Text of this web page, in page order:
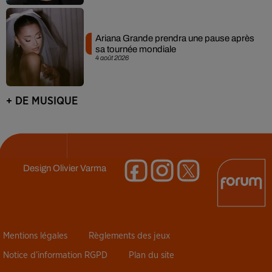
4 août 2026
Ariana Grande prendra une pause après
sa tournée mondiale
+ DE MUSIQUE
DesignOlivier Varma
Mentions légales Règlements des jeux
Notice d’information RGPD Plan du site